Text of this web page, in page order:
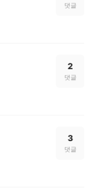
댓글
2
댓글
3
댓글